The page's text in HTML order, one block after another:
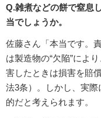
Q.雑煮などの餅で窒息
当でしょうか。
佐藤さん「本当です。
は製造物の“欠陥”によ
害したときは損害を賠
法3条）。しかし、実
的だと考えられます。